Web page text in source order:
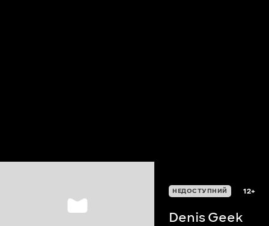
НЕДОСТУПНИЙ 12+
Denis Geek